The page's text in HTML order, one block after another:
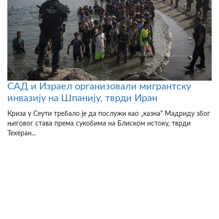
САД и Израел организовали мигрантску
инвазију на Шпанију, тврди Иран
Криза у Сеути требало је да послужи као „казна“ Мадриду због
његовог става према сукобима на Блиском истоку, тврди
Техеран...